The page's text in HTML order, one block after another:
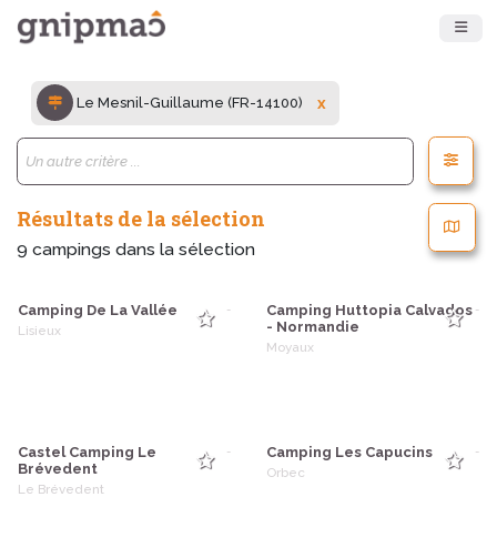
Résultats de la sélection
9 campings dans la sélection
-
Camping De La Vallée
Lisieux
-
Camping Huttopia Calvados
- Normandie
Moyaux
-
Castel Camping Le
Brévedent
Le Brévedent
-
Camping Les Capucins
Orbec
x
Le Mesnil-Guillaume (FR-14100)